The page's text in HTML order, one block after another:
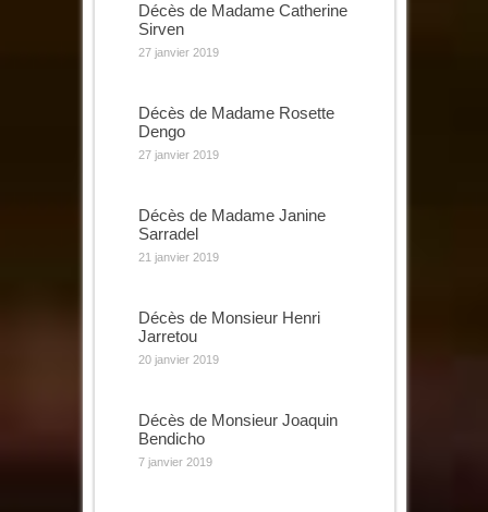
Décès de Madame Catherine
Sirven
27 janvier 2019
Décès de Madame Rosette
Dengo
27 janvier 2019
Décès de Madame Janine
Sarradel
21 janvier 2019
Décès de Monsieur Henri
Jarretou
20 janvier 2019
Décès de Monsieur Joaquin
Bendicho
7 janvier 2019